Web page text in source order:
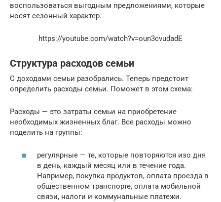
воспользоваться выгодным предложениями, которые
носят сезонный характер.
https://youtube.com/watch?v=oun3cvudadE
Структура расходов семьи
С доходами семьи разобрались. Теперь предстоит
определить расходы семьи. Поможет в этом схема:
Расходы — это затраты семьи на приобретение
необходимых жизненных благ. Все расходы можно
поделить на группы:
регулярные — те, которые повторяются изо дня
в день, каждый месяц или в течение года.
Например, покупка продуктов, оплата проезда в
общественном транспорте, оплата мобильной
связи, налоги и коммунальные платежи.